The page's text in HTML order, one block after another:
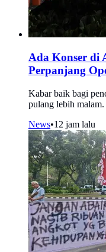
Ada Konser di
Perpanjang
Kabar baik bagi
pulang lebih malam.
News•12 jam lalu